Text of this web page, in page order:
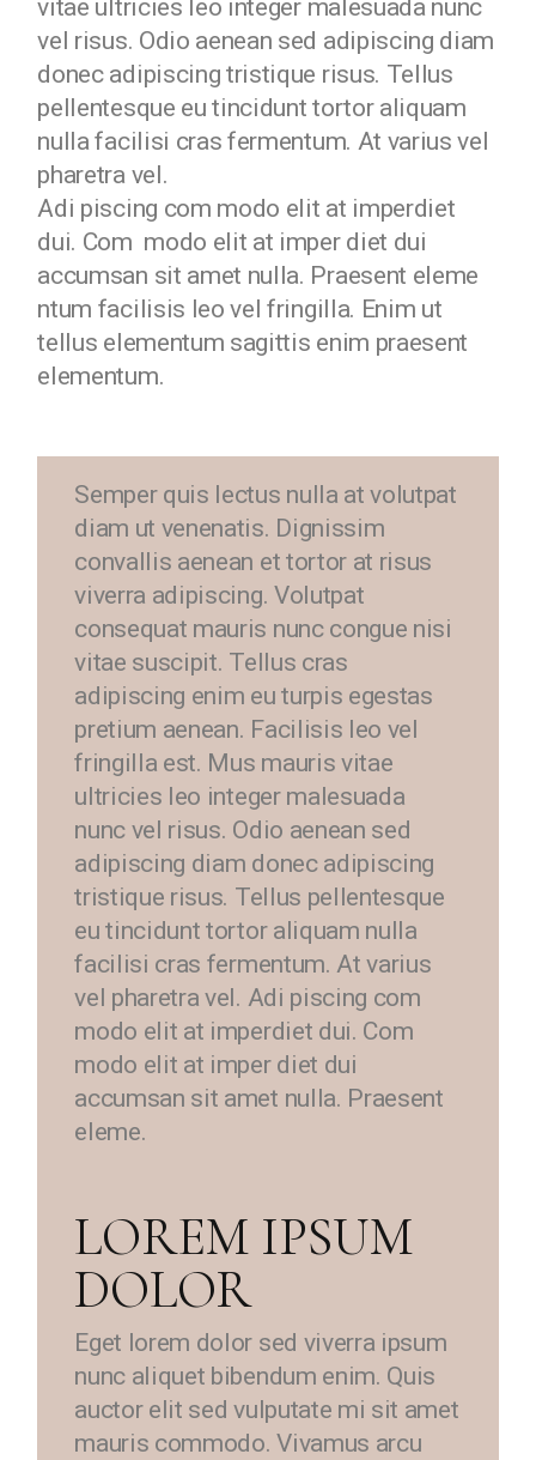
vitae ultricies leo integer malesuada nunc
vel risus. Odio aenean sed adipiscing diam
donec adipiscing tristique risus. Tellus
pellentesque eu tincidunt tortor aliquam
nulla facilisi cras fermentum. At varius vel
pharetra vel.
Adi piscing com modo elit at imperdiet
dui. Com modo elit at imper diet dui
accumsan sit amet nulla. Praesent eleme
ntum facilisis leo vel fringilla. Enim ut
tellus elementum sagittis enim praesent
elementum.
Semper quis lectus nulla at volutpat
diam ut venenatis. Dignissim
convallis aenean et tortor at risus
viverra adipiscing. Volutpat
consequat mauris nunc congue nisi
vitae suscipit. Tellus cras
adipiscing enim eu turpis egestas
pretium aenean. Facilisis leo vel
fringilla est. Mus mauris vitae
ultricies leo integer malesuada
nunc vel risus. Odio aenean sed
adipiscing diam donec adipiscing
tristique risus. Tellus pellentesque
eu tincidunt tortor aliquam nulla
facilisi cras fermentum. At varius
vel pharetra vel. Adi piscing com
modo elit at imperdiet dui. Com
modo elit at imper diet dui
accumsan sit amet nulla. Praesent
eleme.
LOREM IPSUM
DOLOR
Eget lorem dolor sed viverra ipsum
nunc aliquet bibendum enim. Quis
auctor elit sed vulputate mi sit amet
mauris commodo. Vivamus arcu